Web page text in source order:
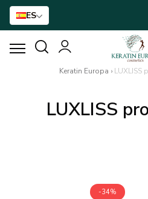
ES
CURSO DE ALISADO
CUIDADO DE CASA
Keratin Europa › LUXLISS
LUXLISS
-34%